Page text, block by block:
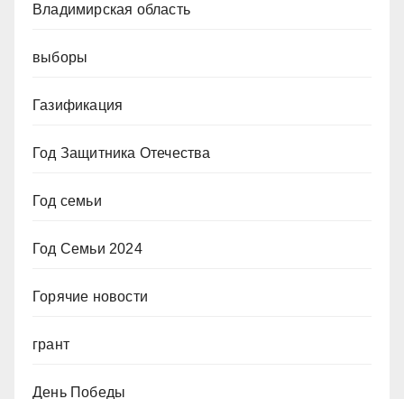
Владимирская область
выборы
Газификация
Год Защитника Отечества
Год семьи
Год Семьи 2024
Горячие новости
грант
День Победы